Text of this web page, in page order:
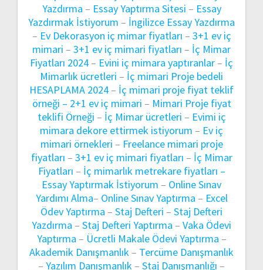
Yazdırma – Essay Yaptırma Sitesi – Essay
Yazdırmak İstiyorum – İngilizce Essay Yazdırma
– Ev Dekorasyon iç mimar fiyatları – 3+1 ev iç
mimari – 3+1 ev iç mimari fiyatları – İç Mimar
Fiyatları 2024– Evini iç mimara yaptıranlar– İç
Mimarlık ücretleri – İç mimari Proje bedeli
HESAPLAMA 2024– İç mimari proje fiyat teklif
örneği – 2+1 ev iç mimari – Mimari Proje fiyat
teklifi Örneği – İç Mimar ücretleri – Evimi iç
mimara dekore ettirmek istiyorum – Ev iç
mimari örnekleri – Freelance mimari proje
fiyatları – 3+1 ev iç mimari fiyatları – İç Mimar
Fiyatları – İç mimarlık metrekare fiyatları –
Essay Yaptırmak İstiyorum – Online Sınav
Yardımı Alma– Online Sınav Yaptırma – Excel
Ödev Yaptırma – Staj Defteri – Staj Defteri
Yazdırma – Staj Defteri Yaptırma – Vaka Ödevi
Yaptırma – Ücretli Makale Ödevi Yaptırma –
Akademik Danışmanlık– Tercüme Danışmanlık
– Yazılım Danışmanlık– Staj Danışmanlığı –